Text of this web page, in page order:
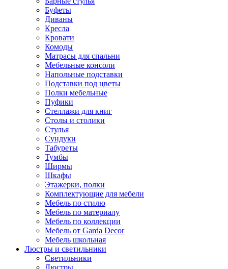
Буфеты
Диваны
Кресла
Кровати
Комоды
Матрасы для спальни
Мебельные консоли
Напольные подставки
Подставки под цветы
Полки мебельные
Пуфики
Стеллажи для книг
Столы и столики
Стулья
Сундуки
Табуреты
Тумбы
Ширмы
Шкафы
Этажерки, полки
Комплектующие для мебели
Мебель по стилю
Мебель по материалу
Мебель по коллекции
Мебель от Garda Decor
Мебель школьная
Люстры и светильники
Светильники
Люстры